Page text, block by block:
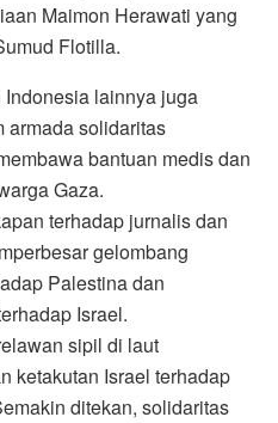
Maimon Herawati yang
Flotilla.
lainnya juga
armada solidaritas
bantuan medis dan
Gaza.
terhadap jurnalis dan
gelombang
Palestina dan
Israel.
sipil di laut
ketakutan Israel terhadap
ditekan, solidaritas